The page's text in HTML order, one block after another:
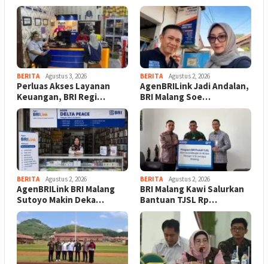
BERITA Agustus 3, 2026
Perluas Akses Layanan
Keuangan, BRI Regi…
BERITA Agustus 2, 2026
AgenBRILink Jadi Andalan,
BRI Malang Soe…
BERITA Agustus 2, 2026
AgenBRILink BRI Malang
Sutoyo Makin Deka…
BERITA Agustus 2, 2026
BRI Malang Kawi Salurkan
Bantuan TJSL Rp…